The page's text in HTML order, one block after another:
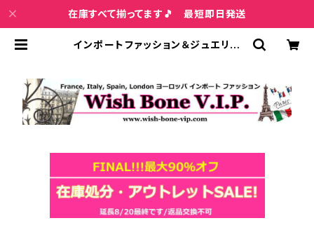
在庫すべて揃ってます🎵 最短即日発送
インポートファッション＆ジュエリー